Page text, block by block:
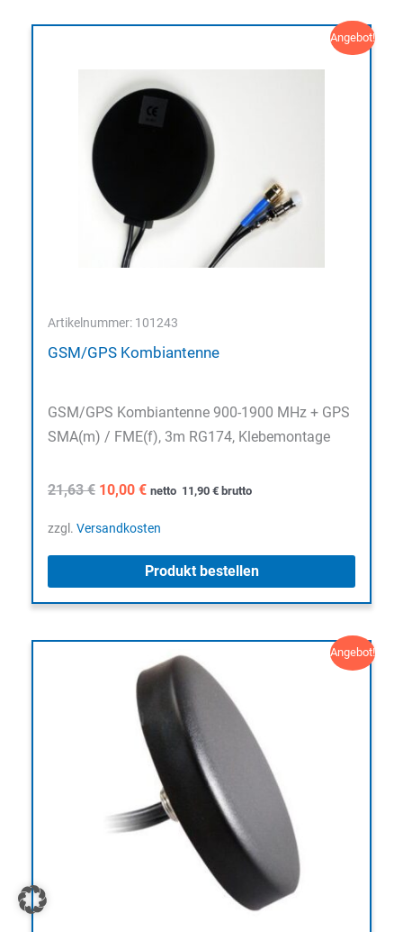
Angebot!
Artikelnummer: 101243
GSM/GPS Kombiantenne
GSM/GPS Kombiantenne 900-1900 MHz + GPS
SMA(m) / FME(f), 3m RG174, Klebemontage
21,63€ Ursprünglicher
war:
10,00 €Aktueller
ist:
netto 11,90 € brutto
zzgl. Versandkosten
Produkt bestellen
Angebot!